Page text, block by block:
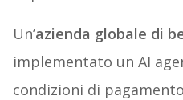
Un’azienda globale di
implementato un AI
condizioni di